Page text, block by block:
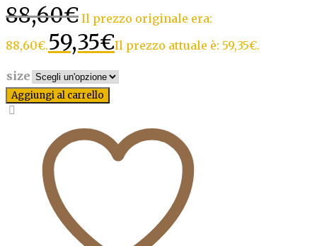
88,60€ Il prezzo originale era:
88,60€.59,35€Il prezzo attuale è: 59,35€.
size
Aggiungi al carrello